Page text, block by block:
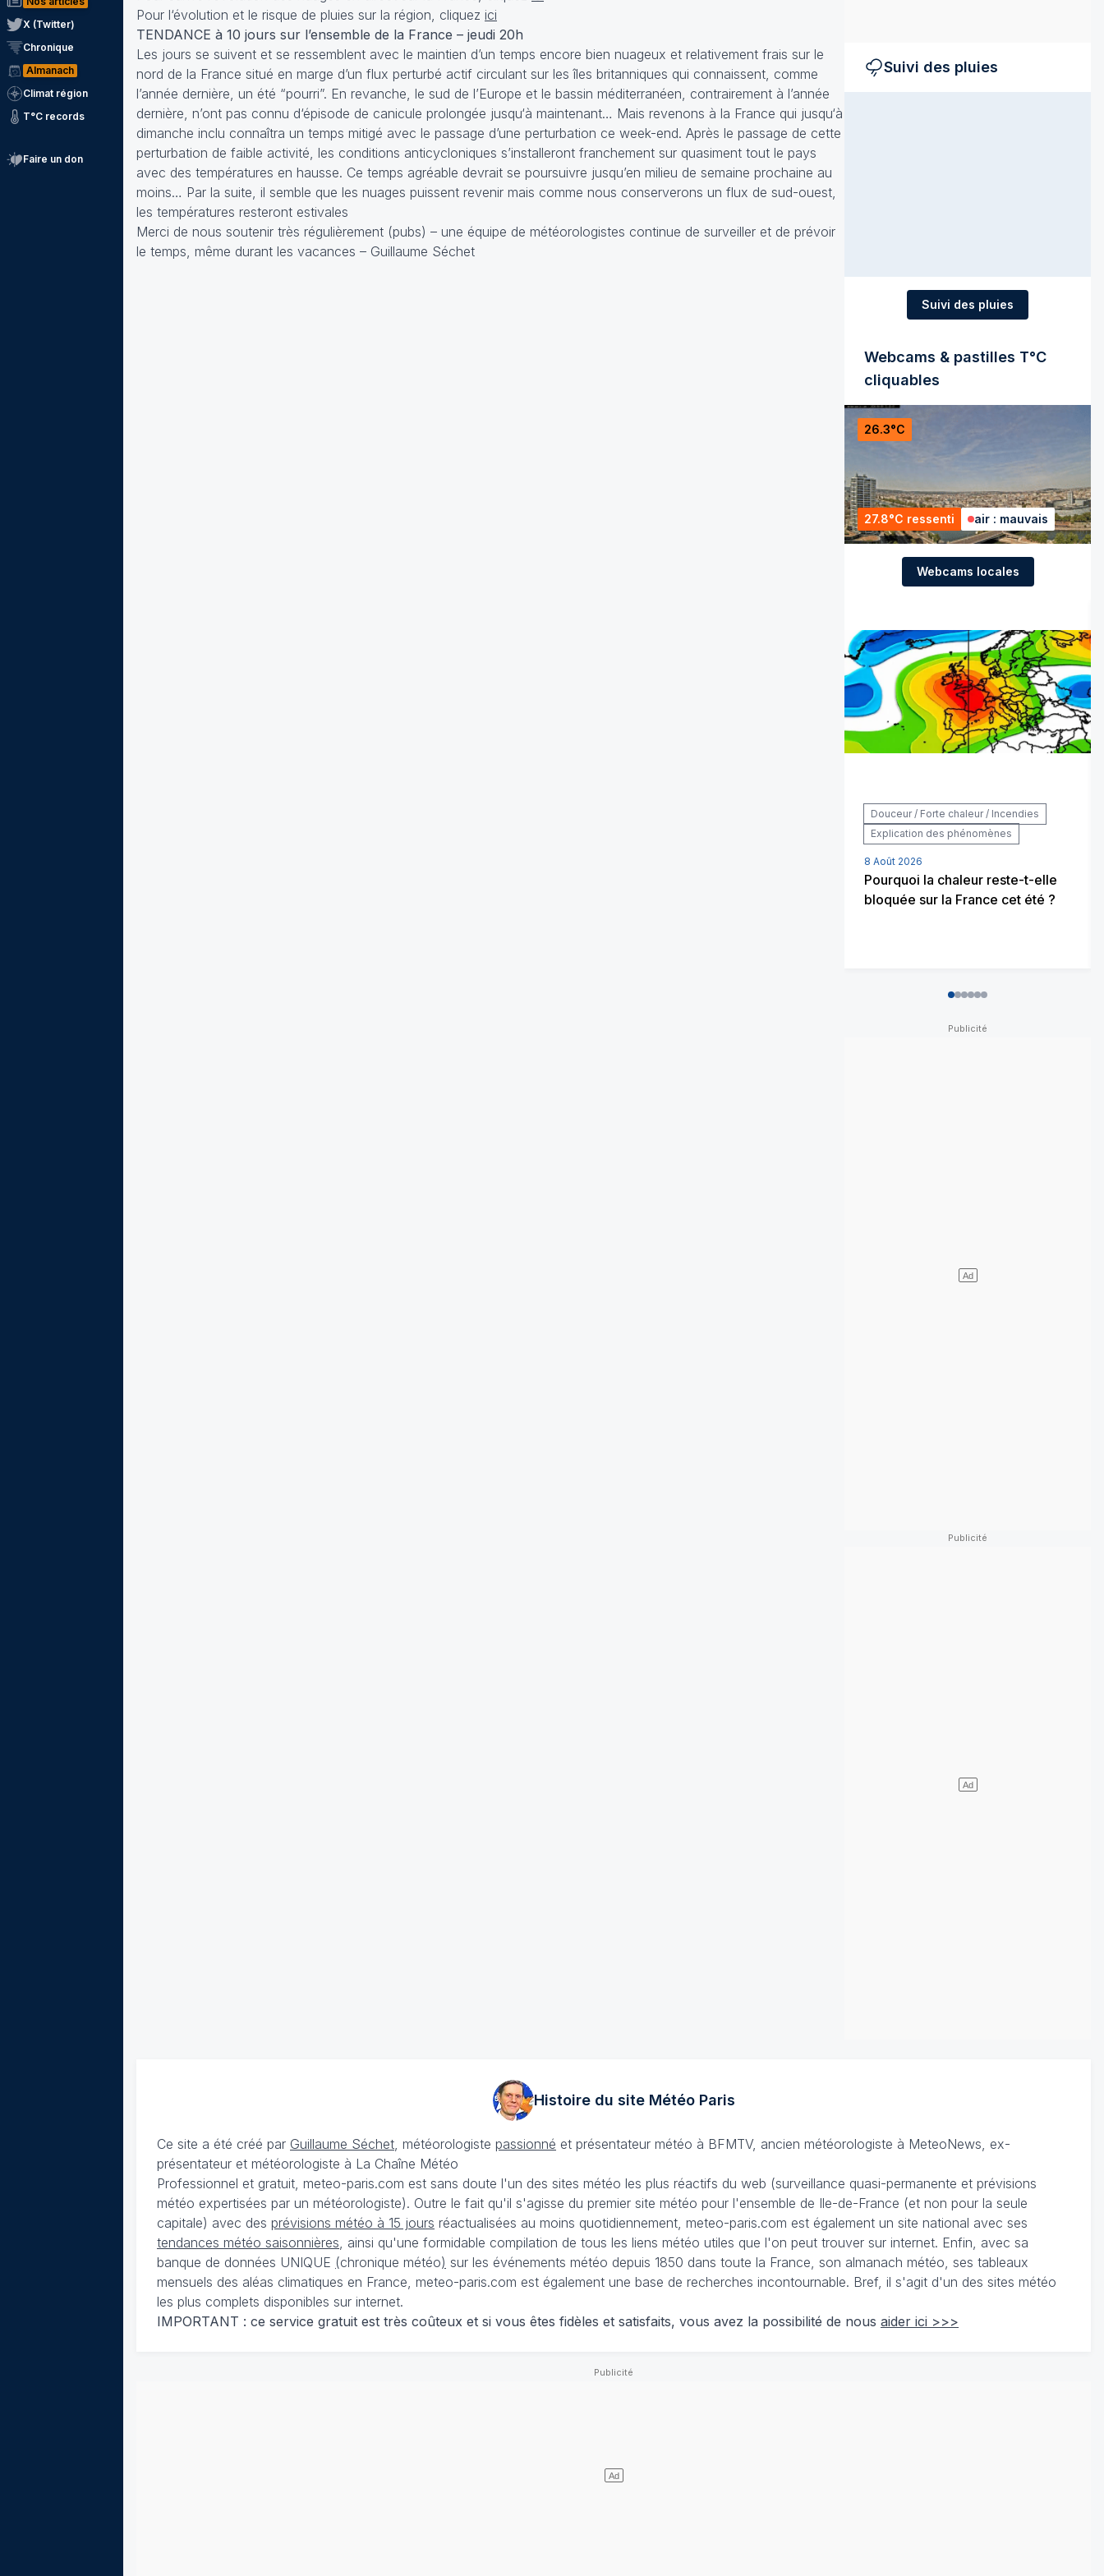
X (Twitter)
Chronique
Almanach
Climat région
T°C records
Faire un don
Pour l‘évolution et le risque de pluies sur la région, cliquez ici
TENDANCE à 10 jours sur l’ensemble de la France – jeudi 20h
Les jours se suivent et se ressemblent avec le maintien d’un temps encore bien nuageux et relativement frais sur le
nord de la France situé en marge d’un flux perturbé actif circulant sur les îles britanniques qui connaissent, comme
l’année dernière, un été “pourri”. En revanche, le sud de l’Europe et le bassin méditerranéen, contrairement à l’année
dernière, n’ont pas connu d‘épisode de canicule prolongée jusqu‘à maintenant… Mais revenons à la France qui jusqu‘à
dimanche inclu connaîtra un temps mitigé avec le passage d’une perturbation ce week-end. Après le passage de cette
perturbation de faible activité, les conditions anticycloniques s’installeront franchement sur quasiment tout le pays
avec des températures en hausse. Ce temps agréable devrait se poursuivre jusqu’en milieu de semaine prochaine au
moins… Par la suite, il semble que les nuages puissent revenir mais comme nous conserverons un flux de sud-ouest,
les températures resteront estivales
Merci de nous soutenir très régulièrement (pubs) – une équipe de météorologistes continue de surveiller et de prévoir
le temps, même durant les vacances – Guillaume Séchet
Suivi des pluies
Suivi des pluies
Webcams & pastilles T°C
cliquables
26.3°C
27.8°C ressenti air : mauvais
Webcams locales
Douceur / Forte chaleur / Incendies
Explication des phénomènes
8 Août 2026
Pourquoi la chaleur reste-t-elle
bloquée sur la France cet été ?
012345
Histoire du site MétéoParis
Ce site a été créé par Guillaume Séchet , météorologiste passionné et présentateur météo à BFMTV, ancien météorologiste à MeteoNews, ex-
présentateur et météorologiste à La Chaîne Météo
Professionnel et gratuit, meteo-paris.com est sans doute l'un des sites météo les plus réactifs du web (surveillance quasi-permanente et prévisions
météo expertisées par un météorologiste). Outre le fait qu'il s'agisse du premier site météo pour l'ensemble de Ile-de-France (et non pour la seule
capitale) avec des prévisions météo à 15 jours réactualisées au moins quotidiennement, meteo-paris.com est également un site national avec ses
tendances météo saisonnières , ainsi qu'une formidable compilation de tous les liens météo utiles que l'on peut trouver sur internet. Enfin, avec sa
banque de données UNIQUE (chronique météo) sur les événements météo depuis 1850 dans toute la France, son almanach météo, ses tableaux
mensuels des aléas climatiques en France, meteo-paris.com est également une base de recherches incontournable. Bref, il s'agit d'un des sites météo
les plus complets disponibles sur internet.
IMPORTANT : ce service gratuit est très coûteux et si vous êtes fidèles et satisfaits, vous avez la possibilité de nous aider ici >>>